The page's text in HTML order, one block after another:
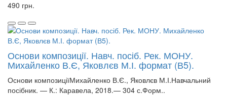
490 грн.
Основи композиції. Навч. посіб. Рек. МОНУ.
Михайленко В.Є, Яковлєв М.І. формат (В5).
Основи композиціїМихайленко В.Є., Яковлєв М.І.Навчальний
посібник. — К.: Каравела, 2018.— 304 с.Форм..